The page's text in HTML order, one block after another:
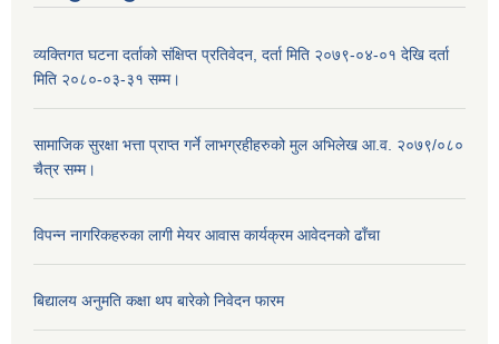
व्यक्तिगत घटना दर्ताको संक्षिप्त प्रतिवेदन, दर्ता मिति २०७९-०४-०१ देखि दर्ता
मिति २०८०-०३-३१ सम्म।
सामाजिक सुरक्षा भत्ता प्राप्त गर्ने लाभग्रहीहरुको मुल अभिलेख आ.व. २०७९/०८०
चैत्र सम्म।
विपन्न नागरिकहरुका लागी मेयर आवास कार्यक्रम आवेदनको ढाँचा
बिद्यालय अनुमति कक्षा थप बारेकाे निवेदन फारम